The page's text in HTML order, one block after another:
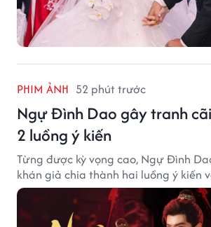
PHIM ẢNH 52 phút trước
Ngự Đình Dao gây tranh
2 luồng ý kiến
Từng được kỳ vọng cao, Ngự Đình
khán giả chia thành hai luồng ý kiến